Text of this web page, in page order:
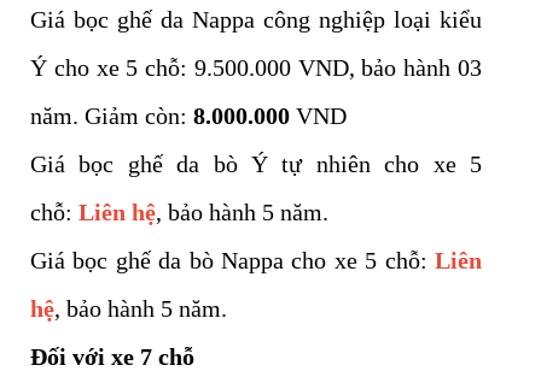
Giá bọc ghế da Nappa công nghiệp loại kiểu
Ý cho xe 5 chỗ: 9.500.000 VND, bảo hành 03
năm. Giảm còn: 8.000.000 VND
Giá bọc ghế da bò Ý tự nhiên cho xe 5
chỗ: Liên hệ, bảo hành 5 năm.
Giá bọc ghế da bò Nappa cho xe 5 chỗ: Liên
hệ, bảo hành 5 năm.
Đối với xe 7 chỗ